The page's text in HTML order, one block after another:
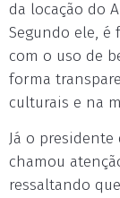
da locação do
Segundo ele,
com o uso de
forma
culturais e na
Já o presidente
chamou
ressaltando